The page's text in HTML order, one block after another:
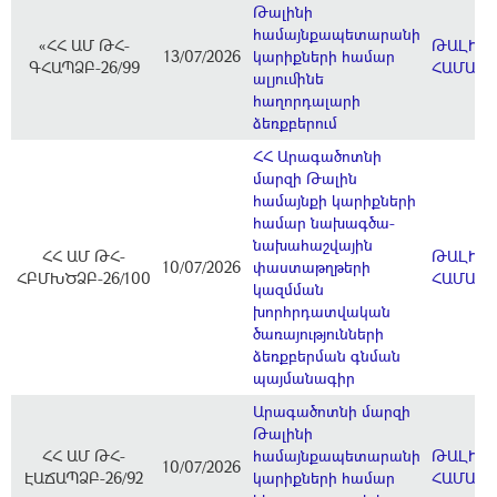
«ՀՀ ԱՄ ԹՀ-
ԳՀԱՊՁԲ-26/99
13/07/2026
Թալինի
համայնքապետարանի
կարիքների համար
ալյումինե
հաղորդալարի
ձեռքբերում
ՀՀ ԱՄ ԹՀ-
ՀԲՄԽԾՁԲ-26/100
10/07/2026
ՀՀ Արագածոտնի
մարզի Թալին
համայնքի կարիքների
համար նախագծա-
նախահաշվային
փաստաթղթերի
կազմման
խորհրդատվական
ծառայությունների
ձեռքբերման գնման
պայմանագիր
ՀՀ ԱՄ ԹՀ-
ԷԱՃԱՊՁԲ-26/92
10/07/2026
Արագածոտնի մարզի
Թալինի
համայնքապետարանի
կարիքների համար